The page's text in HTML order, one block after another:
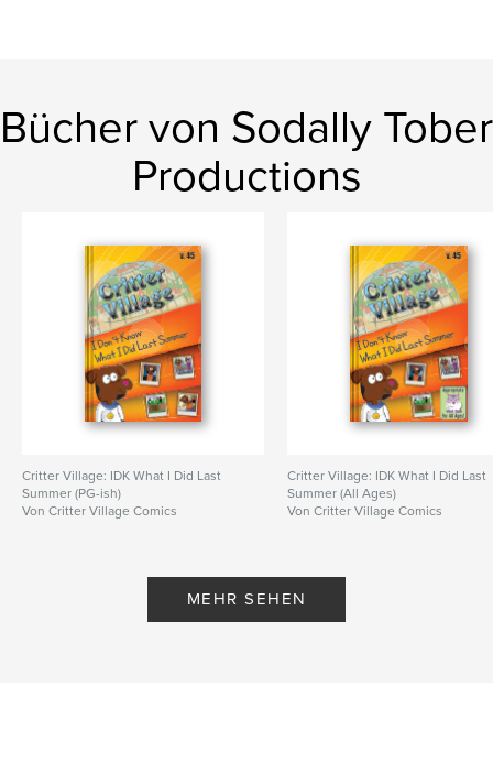
Bücher von Sodally Tober
Productions
Critter Village: IDK What I Did Last
Summer (PG-ish)
Von Critter Village Comics
Critter Village: IDK What I Did Last
Summer (All Ages)
Von Critter Village Comics
MEHR SEHEN